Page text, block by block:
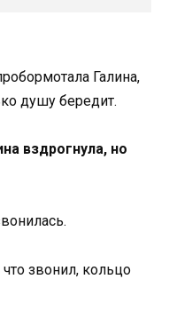
Галина,
душу бередит.
вздрогнула, но
звонил, кольцо